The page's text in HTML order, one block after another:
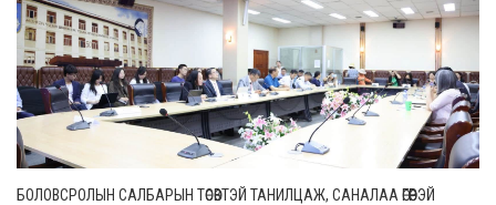
БОЛОВСРОЛЫН САЛБАРЫН ТӨСӨВТЭЙ ТАНИЛЦАЖ, САНАЛАА ӨГӨӨРЭЙ